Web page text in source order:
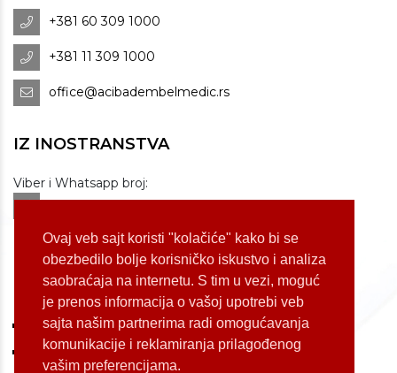
Ovaj veb sajt koristi "kolačiće" kako bi se
obezbedilo bolje korisničko iskustvo i analiza
saobraćaja na internetu. S tim u vezi, moguć
je prenos informacija o vašoj upotrebi veb
sajta našim partnerima radi omogućavanja
komunikacije i reklamiranja prilagođenog
vašim preferencijama.
+381 60 309 1000
+381 11 309 1000
office@acibadembelmedic.rs
IZ INOSTRANSTVA
Viber i Whatsapp broj:
+381 60 309 1070
Dostupnost: od 07 do 22h
LOKACIJE
Koste Jovanovića 87 (Voždovac)
Bulevar Oslobođenja 155 (Voždovac)